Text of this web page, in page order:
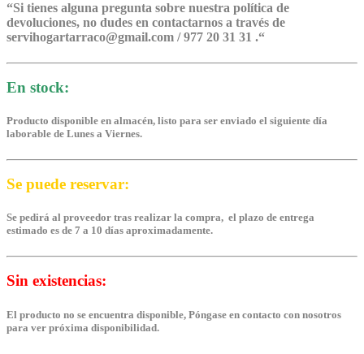
“Si tienes alguna pregunta sobre nuestra política de
devoluciones, no dudes en contactarnos a través de
servihogartarraco@gmail.com / 977 20 31 31 .“
En stock:
Producto disponible en almacén, listo para ser enviado el siguiente día
laborable de Lunes a Viernes.
Se puede reservar:
Se pedirá al proveedor tras realizar la compra, el plazo de entrega
estimado es de 7 a 10 días aproximadamente.
Sin existencias:
El producto no se encuentra disponible, Póngase en contacto con nosotros
para ver próxima disponibilidad.